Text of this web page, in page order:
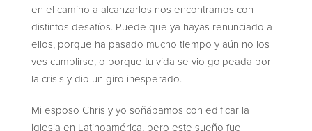
en el camino a alcanzarlos nos encontramos con
distintos desafíos. Puede que ya hayas renunciado a
ellos, porque ha pasado mucho tiempo y aún no los
ves cumplirse, o porque tu vida se vio golpeada por
la crisis y dio un giro inesperado.
Mi esposo Chris y yo soñábamos con edificar la
iglesia en Latinoamérica, pero este sueño fue